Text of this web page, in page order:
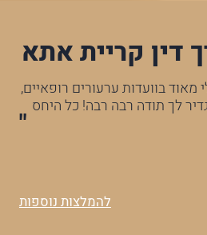
דין קריית אתא
בוועדות ערעורים רופאיים,
לך תודה רבה רבה! כל היחס
להמלצות נוספות